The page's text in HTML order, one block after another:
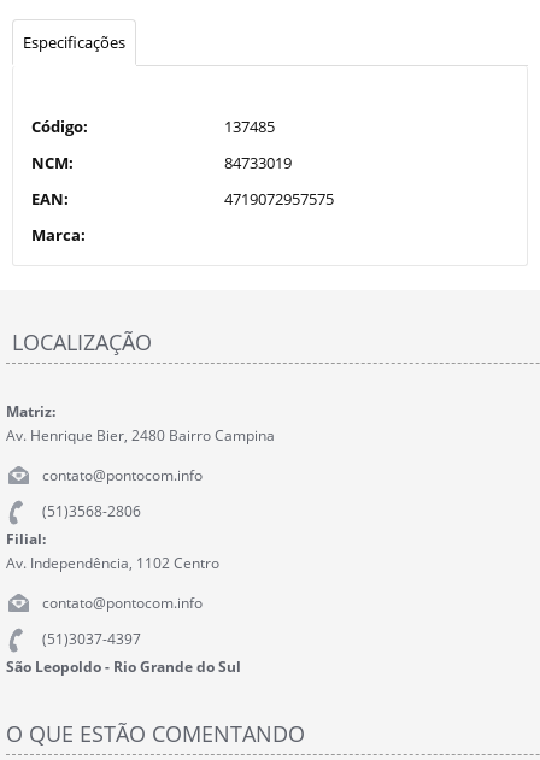
Especificações
Código:
137485
NCM:
84733019
EAN:
4719072957575
Marca:
LOCALIZAÇÃO
Matriz:
Av. Henrique Bier, 2480 Bairro Campina
contato@pontocom.info
(51)3568-2806
Filial:
Av. Independência, 1102 Centro
contato@pontocom.info
(51)3037-4397
São Leopoldo - Rio Grande do Sul
O QUE ESTÃO COMENTANDO